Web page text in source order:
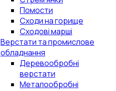
Помости
Сходи на горище
Сходові марші
Верстати та промислове
обладнання
Деревообробні
верстати
Металообробні